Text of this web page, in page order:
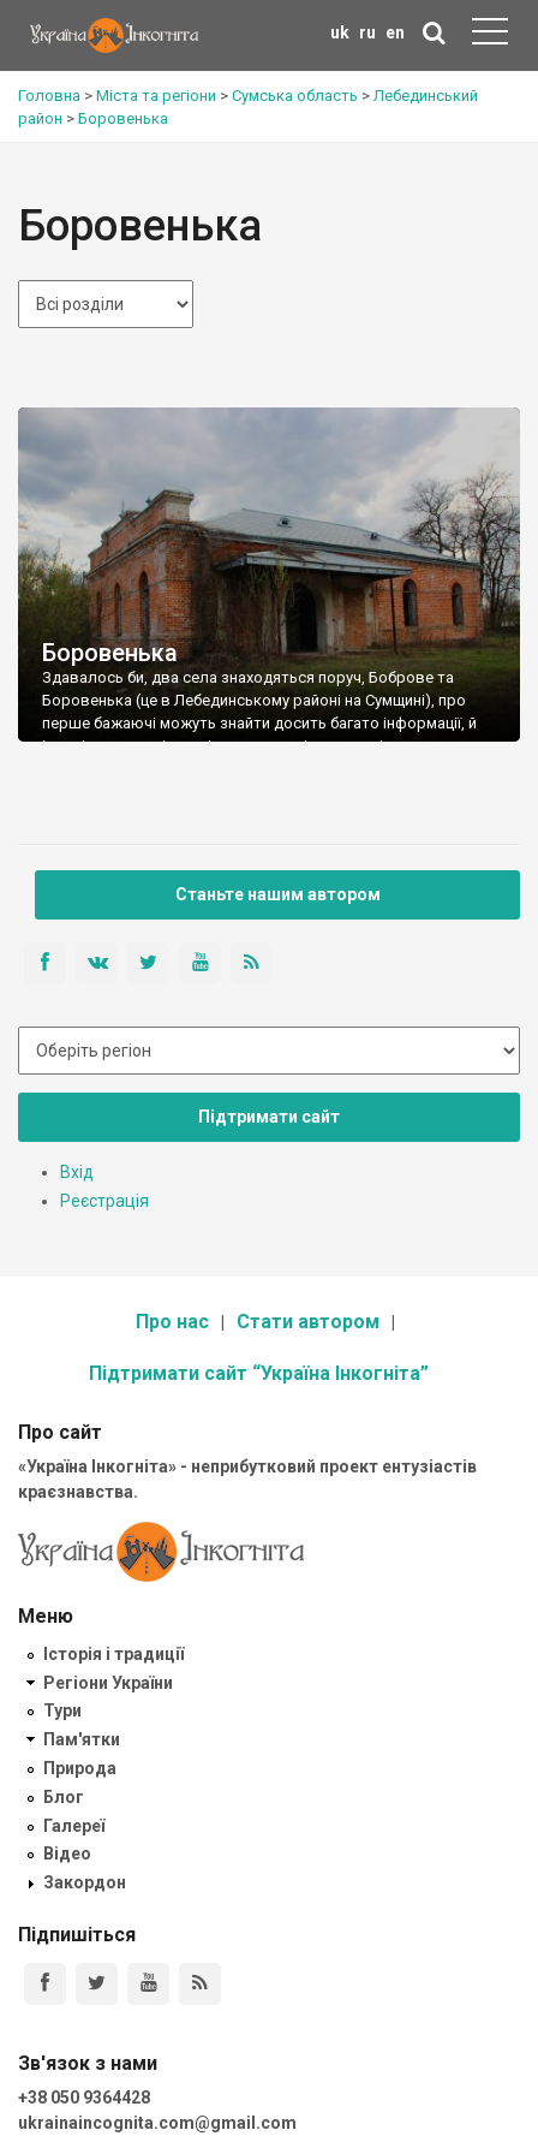
uk ru en
Головна > Міста та регіони > Сумська область >Лебединський
район > Боровенька
Боровенька
Боровенька
Здавалось би, два села знаходяться поруч, Боброве та
Боровенька (це в Лебединському районі на Сумщині), про
перше бажаючі можуть знайти досить багато інформації, й
історія у нього цікава, і про колишніх власників є що почитати
Станьте нашим автором
Підтримати сайт
Вхід
Реєстрація
Про нас Стати автором
Підтримати сайт “Україна Інкогніта”
Про сайт
«Україна Інкогніта» - неприбутковий проект ентузіастів
краєзнавства.
Меню
Історія і традиції
Регіони України
Тури
Пам'ятки
Природа
Блог
Галереї
Відео
Закордон
Підпишіться
Зв'язок з нами
+38 050 9364428
ukrainaincognita.com@gmail.com